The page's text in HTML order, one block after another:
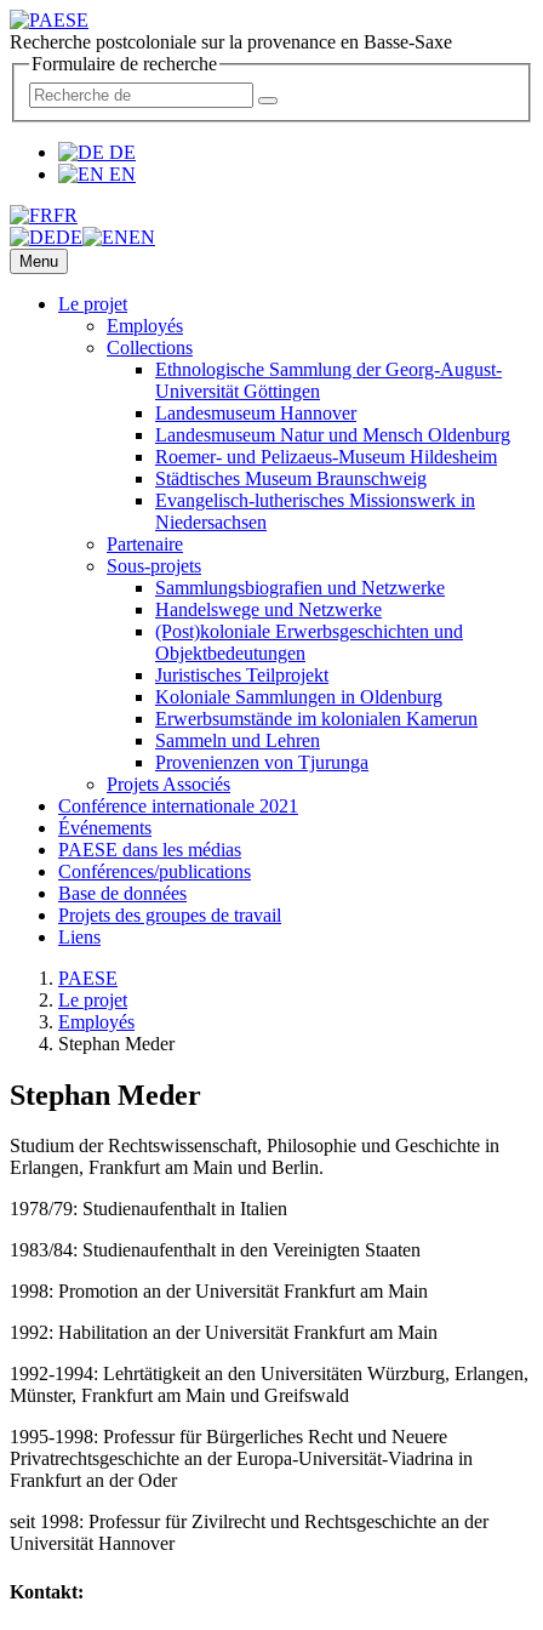
Recherche postcoloniale sur la provenance en Basse-Saxe
Formulaire de recherche
DE
EN
FR
DE
EN
Menu
Le projet
Employés
Collections
Ethnologische Sammlung der Georg-August-
Universität Göttingen
Landesmuseum Hannover
Landesmuseum Natur und Mensch Oldenburg
Roemer- und Pelizaeus-Museum Hildesheim
Städtisches Museum Braunschweig
Evangelisch-lutherisches Missionswerk in
Niedersachsen
Partenaire
Sous-projets
Sammlungsbiografien und Netzwerke
Handelswege und Netzwerke
(Post)koloniale Erwerbsgeschichten und
Objektbedeutungen
Juristisches Teilprojekt
Koloniale Sammlungen in Oldenburg
Erwerbsumstände im kolonialen Kamerun
Sammeln und Lehren
Provenienzen von Tjurunga
Projets Associés
Conférence internationale 2021
Événements
PAESE dans les médias
Conférences/publications
Base de données
Projets des groupes de travail
Liens
PAESE
Le projet
Employés
Stephan Meder
Stephan Meder
Studium der Rechtswissenschaft, Philosophie und Geschichte in
Erlangen, Frankfurt am Main und Berlin.
1978/79: Studienaufenthalt in Italien
1983/84: Studienaufenthalt in den Vereinigten Staaten
1998: Promotion an der Universität Frankfurt am Main
1992: Habilitation an der Universität Frankfurt am Main
1992-1994: Lehrtätigkeit an den Universitäten Würzburg, Erlangen,
Münster, Frankfurt am Main und Greifswald
1995-1998: Professur für Bürgerliches Recht und Neuere
Privatrechtsgeschichte an der Europa-Universität-Viadrina in
Frankfurt an der Oder
seit 1998: Professur für Zivilrecht und Rechtsgeschichte an der
Universität Hannover
Kontakt: